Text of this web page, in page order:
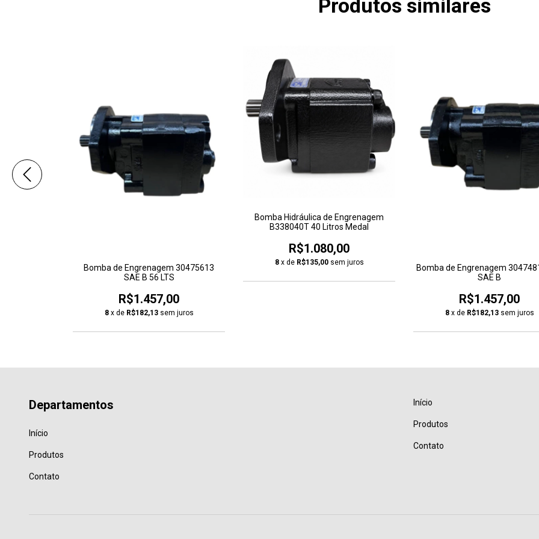
Produtos similares
Bomba de Engrenagem 30475613
SAE B 56 LTS
R$1.457,00
8 x de R$182,13 sem juros
Bomba Hidráulica de Engrenagem
B338040T 40 Litros Medal
R$1.080,00
8 x de R$135,00 sem juros
Bomba de Engrenagem
SAE B
R$1.457,00
8 x de R$182,13 sem juros
Departamentos
Início
Produtos
Contato
Início
Produtos
Contato